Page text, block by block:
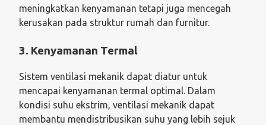
meningkatkan kenyamanan tetapi juga mencegah
kerusakan pada struktur rumah dan furnitur.
3. Kenyamanan Termal
Sistem ventilasi mekanik dapat diatur untuk
mencapai kenyamanan termal optimal. Dalam
kondisi suhu ekstrim, ventilasi mekanik dapat
membantu mendistribusikan suhu yang lebih sejuk